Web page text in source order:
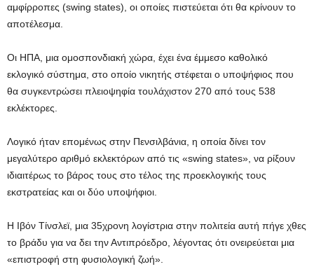
αμφίρροπες (swing states), οι οποίες πιστεύεται ότι θα κρίνουν το
αποτέλεσμα.
Οι ΗΠΑ, μια ομοσπονδιακή χώρα, έχει ένα έμμεσο καθολικό
εκλογικό σύστημα, στο οποίο νικητής στέφεται ο υποψήφιος που
θα συγκεντρώσει πλειοψηφία τουλάχιστον 270 από τους 538
εκλέκτορες.
Λογικό ήταν επομένως στην Πενσιλβάνια, η οποία δίνει τον
μεγαλύτερο αριθμό εκλεκτόρων από τις «swing states», να ρίξουν
ιδιαιτέρως το βάρος τους στο τέλος της προεκλογικής τους
εκστρατείας και οι δύο υποψήφιοι.
Η Ιβόν Τίνσλεϊ, μια 35χρονη λογίστρια στην πολιτεία αυτή πήγε χθες
το βράδυ για να δει την Αντιπρόεδρο, λέγοντας ότι ονειρεύεται μια
«επιστροφή στη φυσιολογική ζωή».